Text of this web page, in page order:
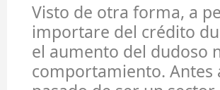
Visto de otra forma, a
importare del crédito
el aumento del dudoso
comportamiento.